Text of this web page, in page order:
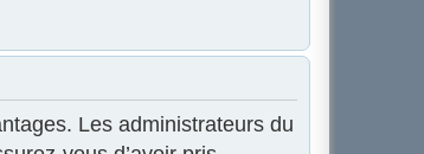
Les administrateurs du